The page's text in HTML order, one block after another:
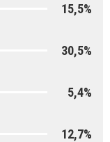
15,5%
30,5%
5,4%
12,7%